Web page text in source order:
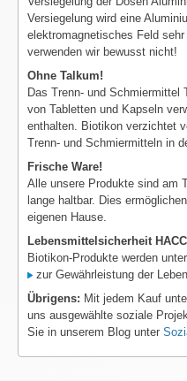
Versiegelung wird eine
elektromagnetisches Feld
verwenden wir bewusst nicht!
Ohne Talkum!
Das Trenn- und Schmiermittel
von Tabletten und Kapseln
enthalten. Biotikon verzichtet
Trenn- und Schmiermitteln in
Frische Ware!
Alle unsere Produkte sind am
lange haltbar. Dies
eigenen Hause.
Lebensmittelsicherheit
Biotikon-Produkte werden
zur Gewährleistung der
Übrigens: Mit jedem Kauf
uns ausgewählte soziale
Sie in unserem Blog unter